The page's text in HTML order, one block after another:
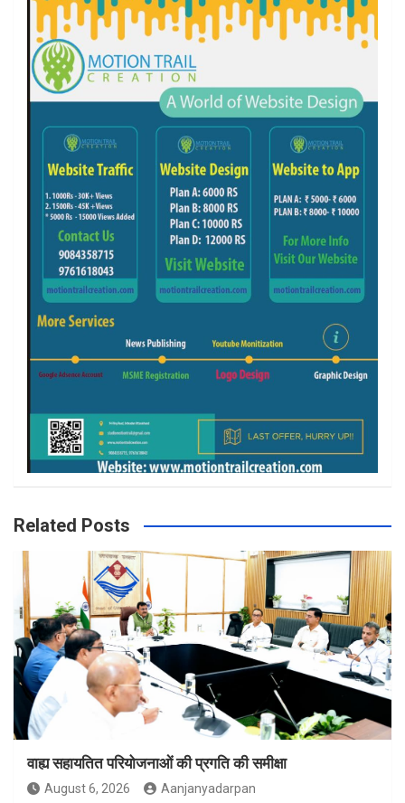
Related Posts
वाह्य सहायतित परियोजनाओं की प्रगति की समीक्षा
August 6, 2026 Aanjanyadarpan